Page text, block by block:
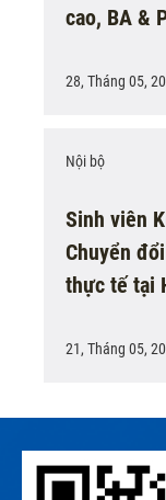
cao, BA &
28, Tháng 05,
Nội bộ
Sinh viên
Chuyển
thực tế tại
21, Tháng 05,